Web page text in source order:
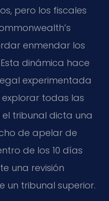
pero los fiscales
enmendar los
dinámica hace
experimentada
todas las
el tribunal dicta una
de apelar de
de los 10 días
una revisión
un tribunal superior.